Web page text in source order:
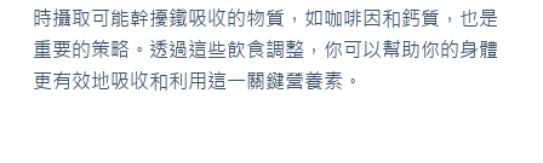
時攝取可能幹擾鐵吸收的物質，如咖啡因和鈣質，也是
重要的策略。透過這些飲食調整，你可以幫助你的身體
更有效地吸收和利用這一關鍵營養素。